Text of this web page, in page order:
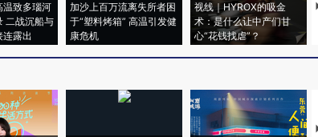
温致多瑙河
二战沉船与
连露出
加沙上百万流离失所者困
于“塑料烤箱” 高温引发健
康危机
视线｜HYROX的吸金
术：是什么让中产们甘
心“花钱找虐”？